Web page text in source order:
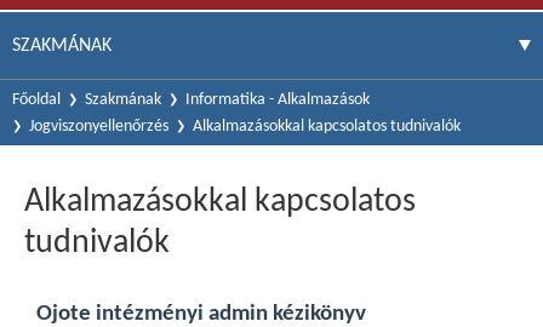
SZAKMÁNAK
Főoldal Szakmának
Informatika - Alkalmazások
Jogviszonyellenőrzés
Alkalmazásokkal kapcsolatos tudnivalók
Alkalmazásokkal kapcsolatos
tudnivalók
Ojote intézményi admin kézikönyv